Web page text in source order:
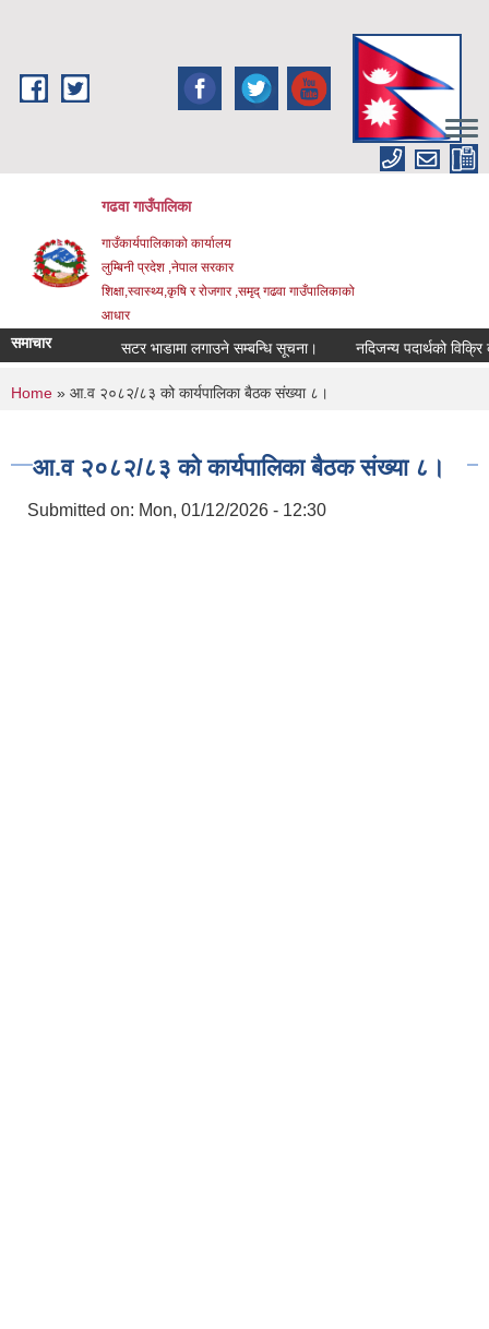
गढवा गाउँपालिका
गाउँकार्यपालिकाको कार्यालय
लुम्बिनी प्रदेश ,नेपाल सरकार
शिक्षा,स्वास्थ्य,कृषि र रोजगार ,समृद् गढवा गाउँपालिकाको
आधार
समाचार सटर भाडामा लगाउने सम्बन्धि सूचना। नदिजन्य पदार्थको विक्रि
You are here
Home » आ.व २०८२/८३ को कार्यपालिका बैठक संख्या ८।
आ.व २०८२/८३ को कार्यपालिका बैठक संख्या ८।
Submitted on: Mon, 01/12/2026 - 12:30